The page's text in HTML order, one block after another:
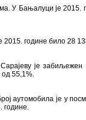
У Бањалуци је
године било 28
је
од 55,1%.
аутомобила је у
године.